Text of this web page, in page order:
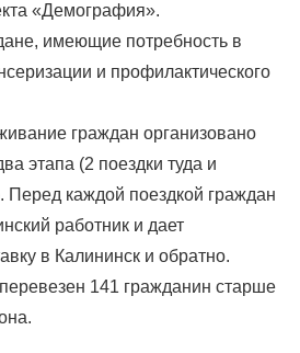
«Демография».
имеющие потребность в
и профилактического
граждан организовано
этапа (2 поездки туда и
Перед каждой поездкой граждан
работник и дает
в Калининск и обратно.
141 гражданин старше